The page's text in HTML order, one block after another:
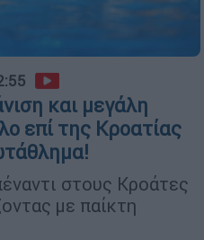
και μεγάλη
επί της Κροατίας
στους Κροάτες
με παίκτη